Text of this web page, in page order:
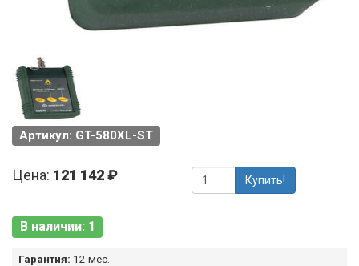
Артикул: GT-580XL-ST
Цена: 121 142 ₽ Купить!
В наличии: 1
Гарантия: 12 мес.